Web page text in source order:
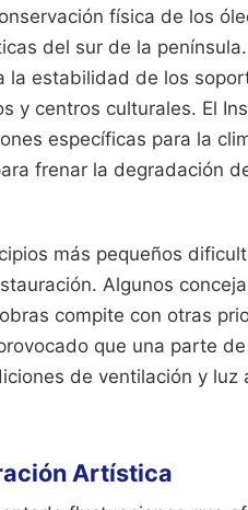
física de los
del sur de la
estabilidad de los
y centros culturales. El
específicas para la
frenar la degradación
más pequeños
Algunos
compite con otras
que una parte
de ventilación y luz
Artística